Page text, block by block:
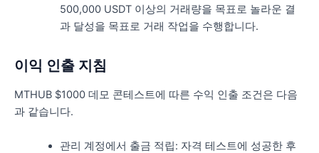
500,000 USDT 이상의 거래량을 목표로 놀라운 결
과 달성을 목표로 거래 작업을 수행합니다.
이익 인출 지침
MTHUB $1000 데모 콘테스트에 따른 수익 인출 조건은 다음
과 같습니다.
관리 계정에서 출금 적립: 자격 테스트에 성공한 후